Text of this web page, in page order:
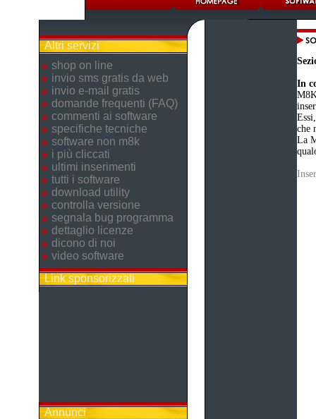
Altri servizi
shop on line
invio sms gratis da web
invio e-mail gratis
domande frequenti (FAQ)
commenti ai software
specifiche tecniche
software non m8k
i più cliccati
ultimi inserimenti
tutti i software
download utility
controlla versione
segnala bug programma
dettaglio licenze
dicono di noi
video software
Link sponsorizzati
Annunci
In
che
La